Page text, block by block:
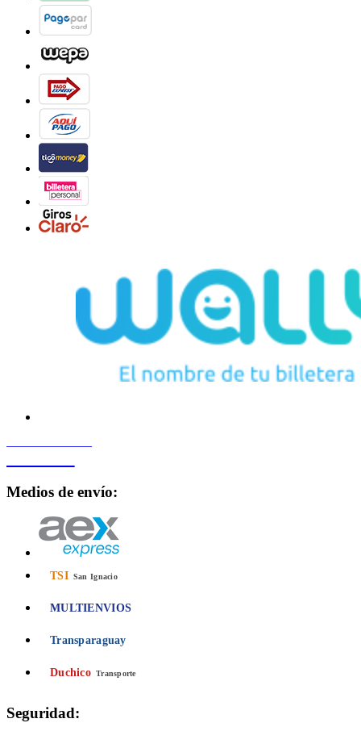
Medios de envío:
TSI San Ignacio
MULTIENVIOS
Transparaguay
Duchico Transporte
Seguridad: